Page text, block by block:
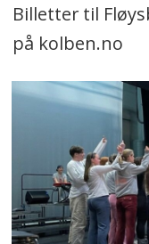
Billetter til
på kolben.no